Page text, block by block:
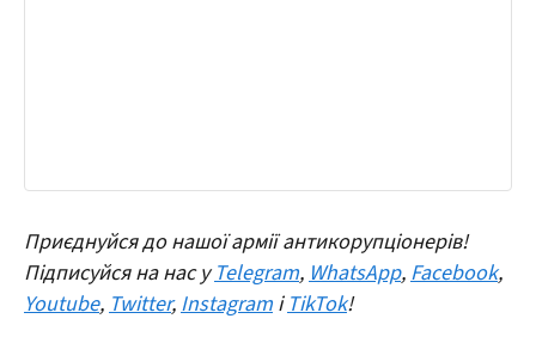
Приєднуйся до нашої армії антикорупціонерів!
Підписуйся на нас уTelegram,WhatsApp,Facebook,
Youtube,Twitter,Instagram іTikTok!